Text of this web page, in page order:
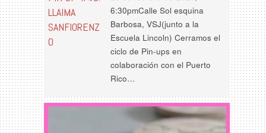
LLAIMA
SANFIORENZ
O
6:30pmCalle Sol esquina
Barbosa, VSJ(junto a la
Escuela Lincoln) Cerramos el
ciclo de Pin-ups en
colaboración con el Puerto
Rico…